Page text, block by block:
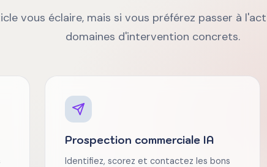
vous éclaire, mais si vous préférez passer à
domaines d'intervention concrets.
Prospection commerciale IA
Identifiez, scorez et contactez les bons